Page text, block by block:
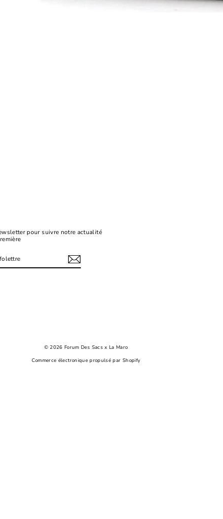
pour suivre notre actualité
© 2026 Forum Des Sacs x La Maro
Commerce électronique propulsé par Shopify